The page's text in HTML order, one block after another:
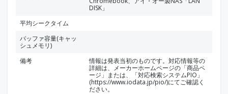
DISK」
平均シークタイム
バッファ容量(キャッ
シュメモリ)
備考
情報は発表当初のものです。対応情報等の
詳細は、メーカーホームページの「商品ペ
ージ」または、「対応検索システムPIO」
(https://www.iodata.jp/pio/)にてご確認く
ださい。